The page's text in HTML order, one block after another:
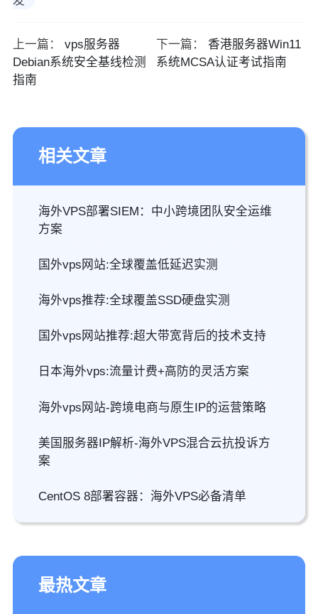
上一篇：
vps服务器
Debian系统安全基线检测
指南
下一篇：
香港服务器Win11
系统MCSA认证考试指南
相关文章
海外VPS部署SIEM：中小跨境团队安全运维
方案
国外vps网站:全球覆盖低延迟实测
海外vps推荐:全球覆盖SSD硬盘实测
国外vps网站推荐:超大带宽背后的技术支持
日本海外vps:流量计费+高防的灵活方案
海外vps网站-跨境电商与原生IP的运营策略
美国服务器IP解析-海外VPS混合云抗投诉方
案
CentOS 8部署容器：海外VPS必备清单
最热文章